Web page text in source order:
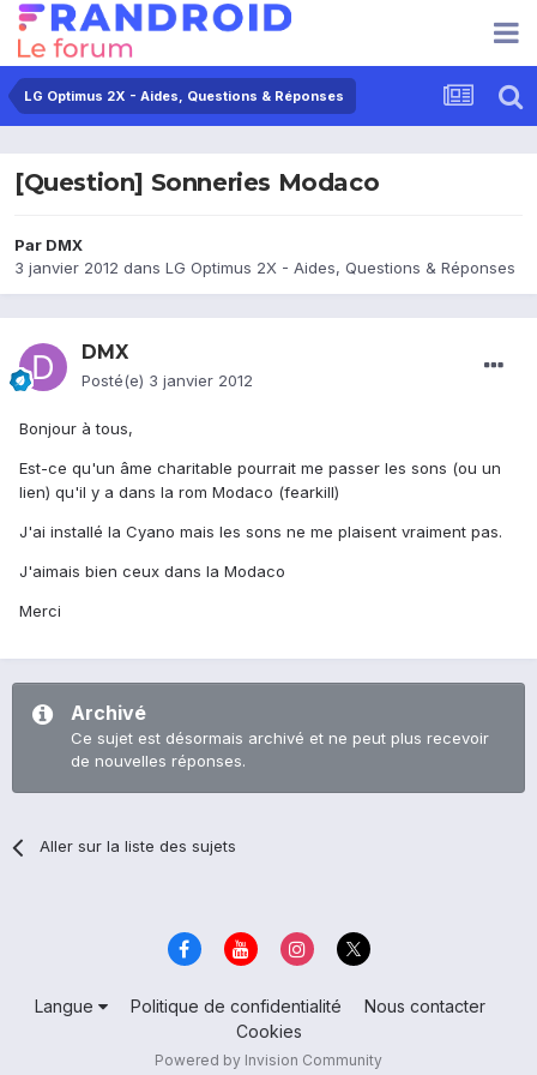
LG Optimus 2X - Aides, Questions & Réponses
[Question] Sonneries Modaco
Par DMX
3 janvier 2012 dans LG Optimus 2X - Aides, Questions & Réponses
DMX
Posté(e) 3 janvier 2012
Bonjour à tous,
Est-ce qu'un âme charitable pourrait me passer les sons (ou un
lien) qu'il y a dans la rom Modaco (fearkill)
J'ai installé la Cyano mais les sons ne me plaisent vraiment pas.
J'aimais bien ceux dans la Modaco
Merci
Archivé
Ce sujet est désormais archivé et ne peut plus recevoir
de nouvelles réponses.
Aller sur la liste des sujets
Langue Politique de confidentialité
Nous contacter
Cookies
Powered by Invision Community